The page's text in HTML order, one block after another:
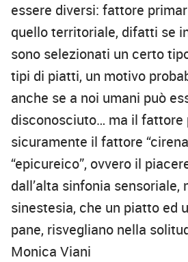
essere diversi: fattore
quello territoriale, difatti se
sono selezionati un certo
tipi di piatti, un motivo
anche se a noi umani può
disconosciuto… ma il fattore
sicuramente il fattore
“epicureico”, ovvero il
dall’alta sinfonia sensoriale,
sinestesia, che un piatto ed
pane, risvegliano nella
Monica Viani